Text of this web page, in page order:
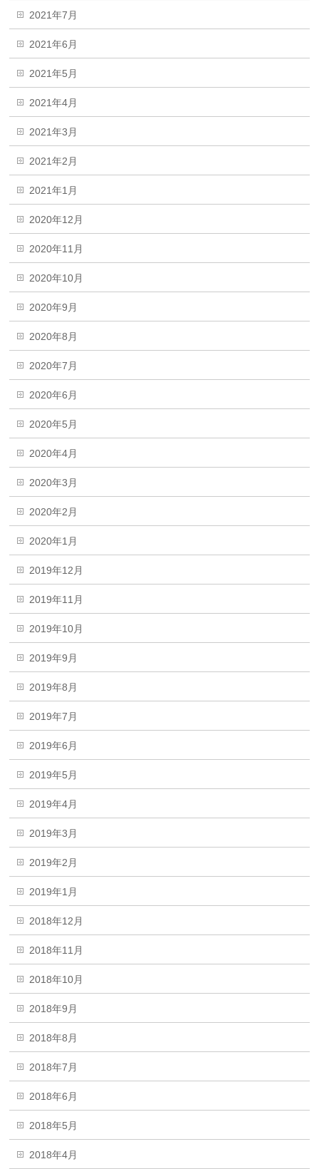
2021年7月
2021年6月
2021年5月
2021年4月
2021年3月
2021年2月
2021年1月
2020年12月
2020年11月
2020年10月
2020年9月
2020年8月
2020年7月
2020年6月
2020年5月
2020年4月
2020年3月
2020年2月
2020年1月
2019年12月
2019年11月
2019年10月
2019年9月
2019年8月
2019年7月
2019年6月
2019年5月
2019年4月
2019年3月
2019年2月
2019年1月
2018年12月
2018年11月
2018年10月
2018年9月
2018年8月
2018年7月
2018年6月
2018年5月
2018年4月